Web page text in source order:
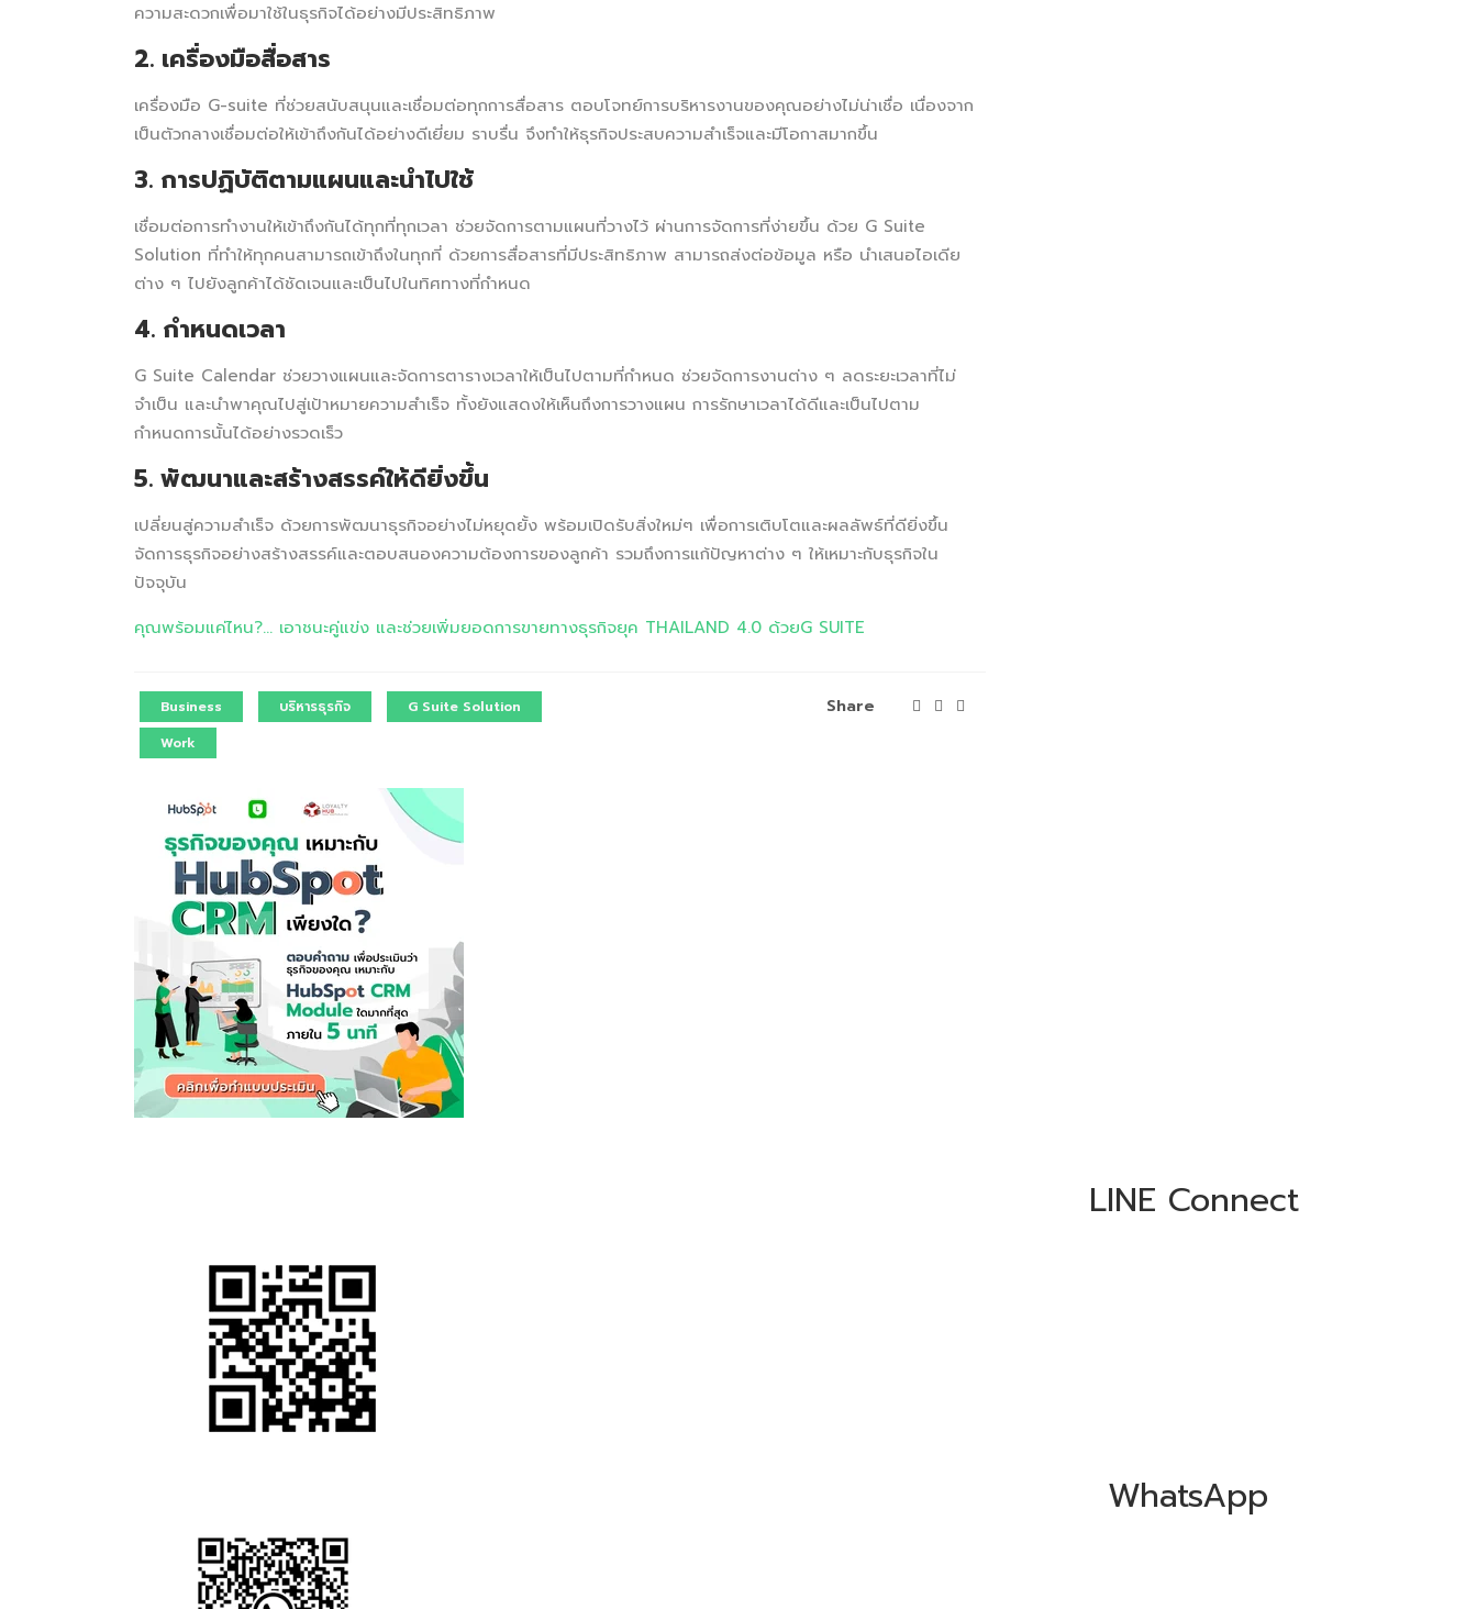
ความสะดวกเพื่อมาใช้ในธุรกิจได้อย่างมีประสิทธิภาพ
2. เครื่องมือสื่อสาร
เครื่องมือ G-suite ที่ช่วยสนับสนุนและเชื่อมต่อทุกการสื่อสาร ตอบโจทย์การบริหารงานของคุณอย่างไม่น่าเชื่อ เนื่องจาก
เป็นตัวกลางเชื่อมต่อให้เข้าถึงกันได้อย่างดีเยี่ยม ราบรื่น จึงทำให้ธุรกิจประสบความสำเร็จและมีโอกาสมากขึ้น
3. การปฏิบัติตามแผนและนำไปใช้
เชื่อมต่อการทำงานให้เข้าถึงกันได้ทุกที่ทุกเวลา ช่วยจัดการตามแผนที่วางไว้ ผ่านการจัดการที่ง่ายขึ้น ด้วย G Suite
Solution ที่ทำให้ทุกคนสามารถเข้าถึงในทุกที่ ด้วยการสื่อสารที่มีประสิทธิภาพ สามารถส่งต่อข้อมูล หรือ นำเสนอไอเดีย
ต่าง ๆ ไปยังลูกค้าได้ชัดเจนและเป็นไปในทิศทางที่กำหนด
4. กำหนดเวลา
G Suite Calendar ช่วยวางแผนและจัดการตารางเวลาให้เป็นไปตามที่กำหนด ช่วยจัดการงานต่าง ๆ ลดระยะเวลาที่ไม่
จำเป็น และนำพาคุณไปสู่เป้าหมายความสำเร็จ ทั้งยังแสดงให้เห็นถึงการวางแผน การรักษาเวลาได้ดีและเป็นไปตาม
กำหนดการนั้นได้อย่างรวดเร็ว
5. พัฒนาและสร้างสรรค์ให้ดียิ่งขึ้น
เปลี่ยนสู่ความสำเร็จ ด้วยการพัฒนาธุรกิจอย่างไม่หยุดยั้ง พร้อมเปิดรับสิ่งใหม่ๆ เพื่อการเติบโตและผลลัพธ์ที่ดียิ่งขึ้น
จัดการธุรกิจอย่างสร้างสรรค์และตอบสนองความต้องการของลูกค้า รวมถึงการแก้ปัญหาต่าง ๆ ให้เหมาะกับธุรกิจใน
ปัจจุบัน
คุณพร้อมแค่ไหน?... เอาชนะคู่แข่ง และช่วยเพิ่มยอดการขายทางธุรกิจยุค THAILAND 4.0 ด้วยG SUITE
Business บริหารธุรกิจ
G Suite Solution
Work
Share
LINE Connect
WhatsApp